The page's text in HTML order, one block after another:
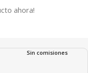
ahora!
Sin comisiones